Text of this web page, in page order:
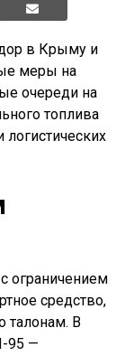
в Крыму и
меры на
очереди на
топлива
ограничением
средство,
талонам. В
95 —